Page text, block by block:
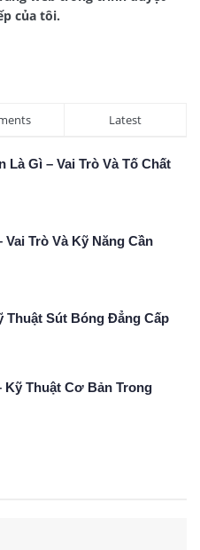
của tôi.
Latest
Là Gì – Vai Trò Và Tố Chất
Vai Trò Và Kỹ Năng Cần
Thuật Sút Bóng Đẳng Cấp
Kỹ Thuật Cơ Bản Trong